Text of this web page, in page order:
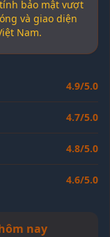
bảo mật vượt
và giao diện
Nam.
4.9/5.0
4.7/5.0
4.8/5.0
4.6/5.0
nay